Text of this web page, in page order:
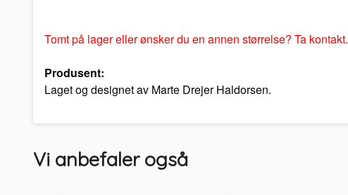
Tomt på lager eller ønsker du en annen størrelse? Ta kontakt.
Produsent:
Laget og designet av Marte Drejer Haldorsen.
Vi anbefaler også